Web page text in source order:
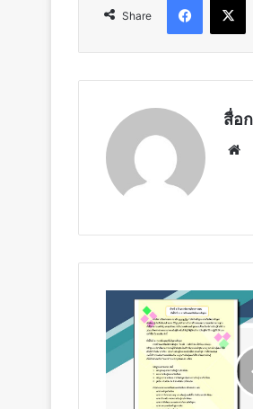
Share
สื่อ
ดาวน์โหลด
ไฟล์
ตัวอย่าง
ร่อง
รอย